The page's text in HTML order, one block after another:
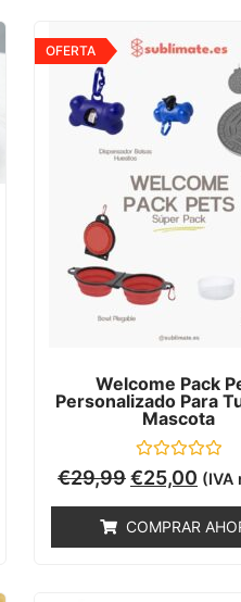
Welcome Pack
Personalizado Para
Mascota
Valorado
con
5
OFERTA
€29,99€25,00 (IVA
COMPRAR